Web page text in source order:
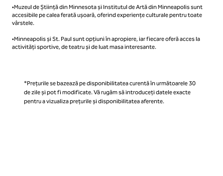
•Muzeul de Știință din Minnesota și Institutul de Artă din Minneapolis sunt
accesibile pe calea ferată ușoară, oferind experiențe culturale pentru toate
vârstele.
•Minneapolis și St. Paul sunt opțiuni în apropiere, iar fiecare oferă acces la
activități sportive, de teatru și de luat masa interesante.
*Prețurile se bazează pe disponibilitatea curentă în următoarele 30
de zile și pot fi modificate. Vă rugăm să introduceți datele exacte
pentru a vizualiza prețurile și disponibilitatea aferente.